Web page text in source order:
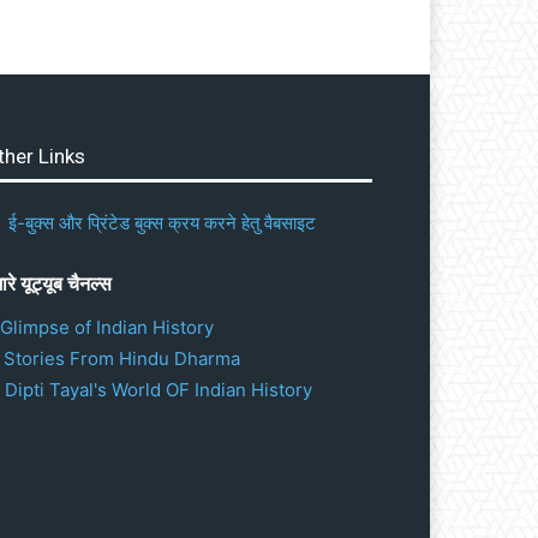
Links
ई-बुक्स और प्रिंटेड बुक्स क्रय करने हेतु वैबसाइट
यूट्यूब चैनल्स
Glimpse of Indian History
Stories From Hindu Dharma
Dipti Tayal's World OF Indian History